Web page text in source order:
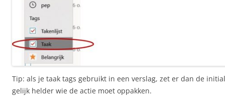
Tip: als je taak tags gebruikt in een verslag, zet er dan de
gelijk helder wie de actie moet oppakken.